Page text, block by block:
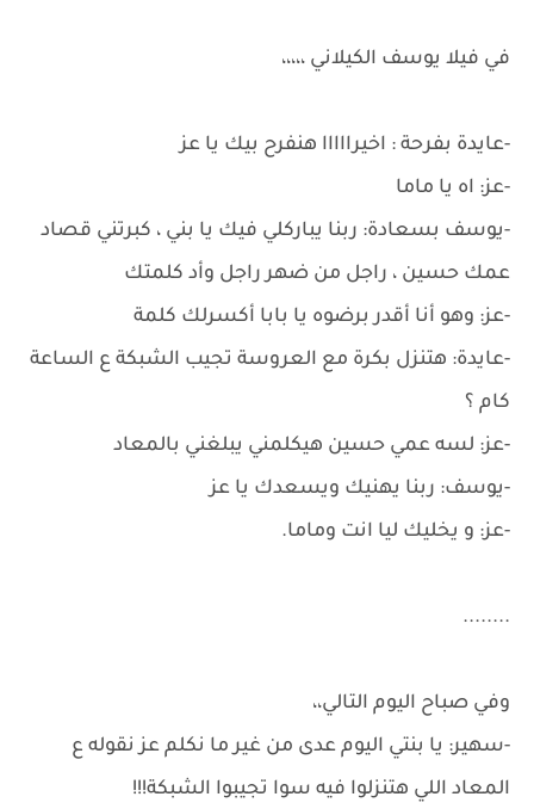
في فيلا يوسف الكيلاني ،،،،،
-عايدة بفرحة : اخيرااااا هنفرح بيك يا عز
-عز: اه يا ماما
-يوسف بسعادة: ربنا يباركلي فيك يا بني ، كبرتني قصاد
عمك حسين ، راجل من ضهر راجل وأد كلمتك
-عز: وهو أنا أقدر برضوه يا بابا أكسرلك كلمة
-عايدة: هتنزل بكرة مع العروسة تجيب الشبكة ع الساعة
كام ؟
-عز: لسه عمي حسين هيكلمني يبلغني بالمعاد
-يوسف: ربنا يهنيك ويسعدك يا عز
-عز: و يخليك ليا انت وماما.
........
وفي صباح اليوم التالي،،
-سهير: يا بنتي اليوم عدى من غير ما نكلم عز نقوله ع
المعاد اللي هتنزلوا فيه سوا تجيبوا الشبكة!!!